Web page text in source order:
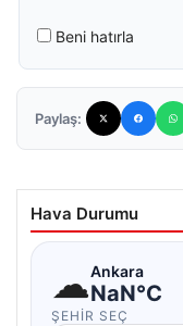
Beni hatırla
Paylaş:
Hava Durumu
☁Ankara
NaN°C
ŞEHIR SEÇ